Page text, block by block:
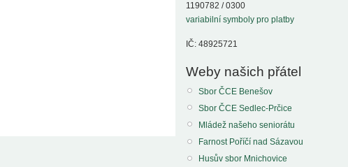
1190782 / 0300
variabilní symboly pro platby
IČ: 48925721
Weby našich přátel
Sbor ČCE Benešov
Sbor ČCE Sedlec-Prčice
Mládež našeho seniorátu
Farnost Poříčí nad Sázavou
Husův sbor Mnichovice